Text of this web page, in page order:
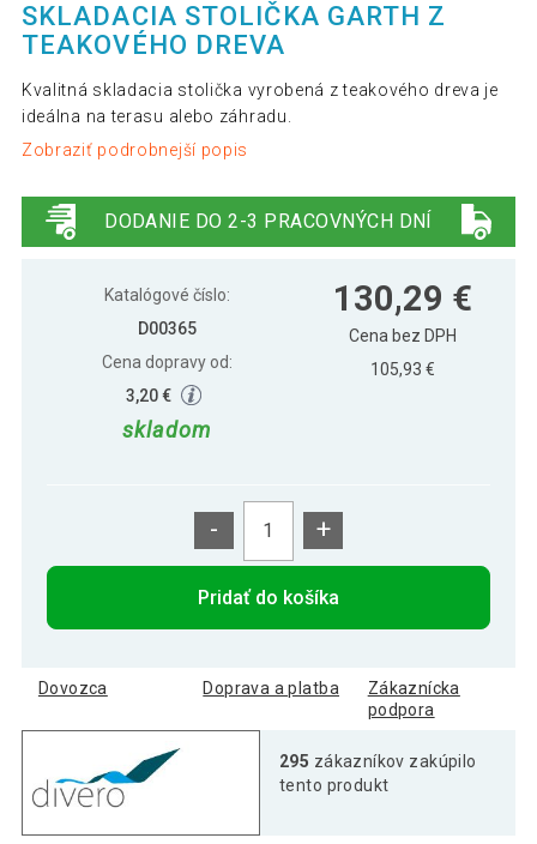
SKLADACIA STOLIČKA GARTH Z
TEAKOVÉHO DREVA
Kvalitná skladacia stolička vyrobená z teakového dreva je
ideálna na terasu alebo záhradu.
Zobraziť podrobnejší popis
DODANIE DO 2-3 PRACOVNÝCH DNÍ
Katalógové číslo:
D00365
Cena dopravy od:
3,20 €
skladom
130,29 €
Cena bez DPH
105,93 €
- +
Pridať do košíka
Dovozca Doprava a platba
Zákaznícka
podpora
295 zákazníkov zakúpilo
tento produkt